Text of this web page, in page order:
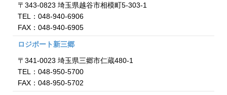
〒343-0823 埼玉県越谷市相模町5-303-1
TEL：048-940-6906
FAX：048-940-6905
ロジポート新三郷
〒341-0023 埼玉県三郷市仁蔵480-1
TEL：048-950-5700
FAX：048-950-5702